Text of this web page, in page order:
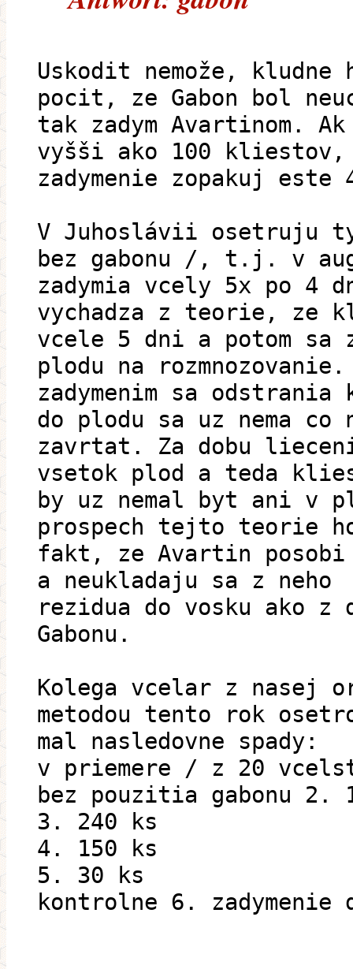
Uskodit nemože, kludne
pocit, ze Gabon bol
tak zadym Avartinom.
vyšši ako 100 kliestov,
zadymenie zopakuj
V Juhoslávii osetruju
bez gabonu /, t.j. v
zadymia vcely 5x po 4
vychadza z teorie, ze
vcele 5 dni a potom sa
plodu na rozmnozovanie.
zadymenim sa
do plodu sa uz nema co
zavrtat. Za dobu
vsetok plod a teda
by uz nemal byt ani v
prospech tejto teorie
fakt, ze Avartin posobi
a neukladaju sa z neho
rezidua do vosku ako z
Gabonu.
Kolega vcelar z nasej
metodou tento rok
mal nasledovne spady:
v priemere / z 20
bez pouzitia gabonu 2.
3. 240 ks
4. 150 ks
5. 30 ks
kontrolne 6. zadymenie